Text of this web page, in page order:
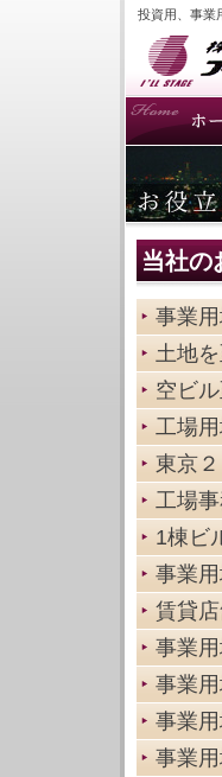
投資用、事業
当社の
事業
土地
空ビ
工場
東京
工場
1棟ビ
事業
賃貸
事業
事業
事業
事業